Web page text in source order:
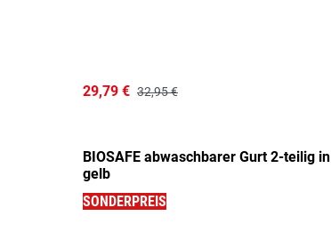
29,79 € 32,95 €
BIOSAFE abwaschbarer Gurt 2-teilig in
gelb
SONDERPREIS